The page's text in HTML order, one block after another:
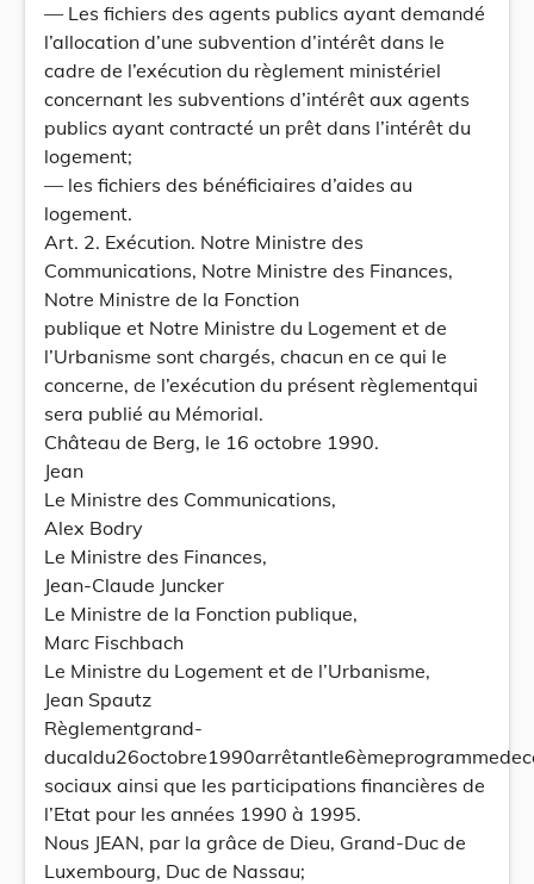
— Les fichiers des agents publics ayant demandé
l’allocation d’une subvention d’intérêt dans le
cadre de l’exécution du règlement ministériel
concernant les subventions d’intérêt aux agents
publics ayant contracté un prêt dans l’intérêt du
logement;
— les fichiers des bénéficiaires d’aides au
logement.
Art. 2. Exécution. Notre Ministre des
Communications, Notre Ministre des Finances,
Notre Ministre de la Fonction
publique et Notre Ministre du Logement et de
l’Urbanisme sont chargés, chacun en ce qui le
concerne, de l’exécution du présent règlementqui
sera publié au Mémorial.
Château de Berg, le 16 octobre 1990.
Jean
Le Ministre des Communications,
Alex Bodry
Le Ministre des Finances,
Jean-Claude Juncker
Le Ministre de la Fonction publique,
Marc Fischbach
Le Ministre du Logement et de l’Urbanisme,
Jean Spautz
Règlementgrand-
sociaux ainsi que les participations financières de
l’Etat pour les années 1990 à 1995.
Nous JEAN, par la grâce de Dieu, Grand-Duc de
Luxembourg, Duc de Nassau;